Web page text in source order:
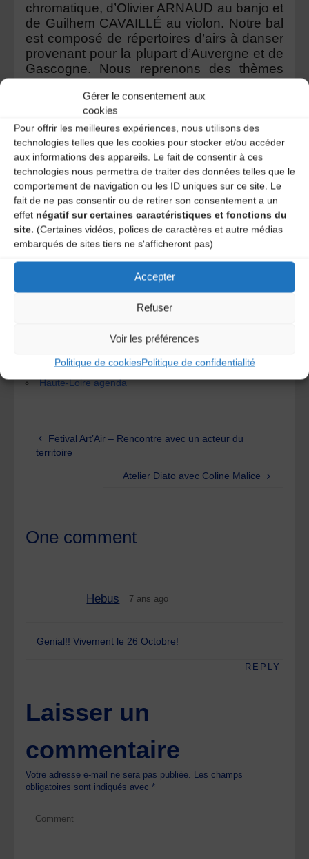
Gérer le consentement aux
cookies
Pour offrir les meilleures expériences, nous utilisons des
technologies telles que les cookies pour stocker et/ou accéder
aux informations des appareils. Le fait de consentir à ces
technologies nous permettra de traiter des données telles que le
comportement de navigation ou les ID uniques sur ce site. Le
fait de ne pas consentir ou de retirer son consentement a un
effet négatif sur certaines caractéristiques et fonctions du
site. (Certaines vidéos, polices de caractères et autre médias
embarqués de sites tiers ne s'afficheront pas)
Accepter
Refuser
Voir les préférences
Politique de cookiesPolitique de confidentialité
chromatique, d’Olivier ARNAUD au banjo et
de Guilhem CAVAILLÉ au violon. Notre bal
est composé de répertoires d’airs à danser
provenant pour la plupart d’Auvergne et de
Gascogne. Nous reprenons des thèmes
mettons en avant la complicité entre les
musiciens et les danseurs. Les airs sont
interprétés avec une place importante pour
la variation et l’improvisation et sont nourris
d’expériences musicales de chacun.
public est invité à danser les bourrées,
valses, polkas, mazurkas, rondeaux,
congos scottish, sautières, …L e trio Âmzic
aime parfois leur donner une couleurs «
musettes » qui se marie bien avec sa
formation instrumentale.
Org : Asso Natchipoÿ, en partenariat avec
l’association La Meitat.
Agenda
Haute-Loire agenda
Fetival Art’Air – Rencontre avec un acteur du
territoire
Atelier Diato avec Coline Malice
One comment
Hebus 7 ans ago
Genial!! Vivement le 26 Octobre!
REPLY
Laisser un
commentaire
Votre adresse e-mail ne sera pas publiée. Les champs
obligatoires sont indiqués avec*